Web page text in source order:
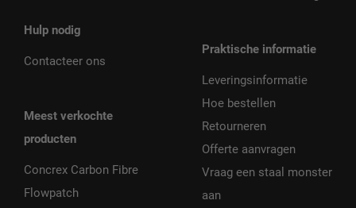
Hulp nodig
Contacteer ons
Meest verkochte
producten
Concrex Carbon Fibre
Flowpatch
Praktische informatie
Leveringsinformatie
Hoe bestellen
Retourneren
Offerte aanvragen
Vraag een staal monster
aan